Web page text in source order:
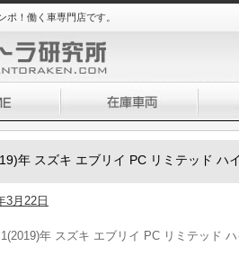
ポ！働く車専門店です。
年 スズキ エブリイ PC リミテッド ハ
3月22日
年 スズキ エブリイ PC リミテッド